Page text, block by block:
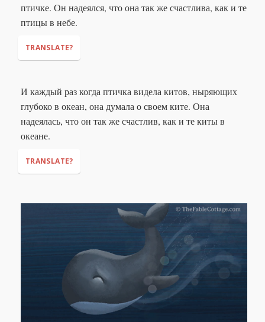
птичке. Он надеялся, что она так же счастлива, как и те
птицы в небе.
TRANSLATE?
И каждый раз когда птичка видела китов, ныряющих
глубоко в океан, она думала о своем ките. Она
надеялась, что он так же счастлив, как и те киты в
океане.
TRANSLATE?